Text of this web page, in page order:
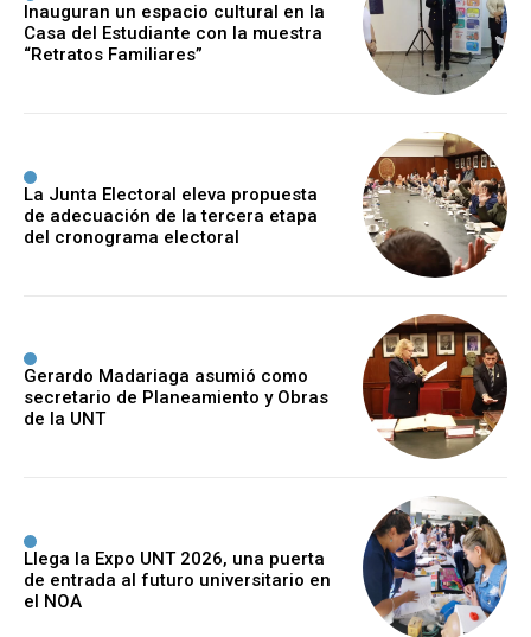
Inauguran un espacio cultural en la
Casa del Estudiante con la muestra
“Retratos Familiares”
La Junta Electoral eleva propuesta
de adecuación de la tercera etapa
del cronograma electoral
Gerardo Madariaga asumió como
secretario de Planeamiento y Obras
de la UNT
Llega la Expo UNT 2026, una puerta
de entrada al futuro universitario en
el NOA